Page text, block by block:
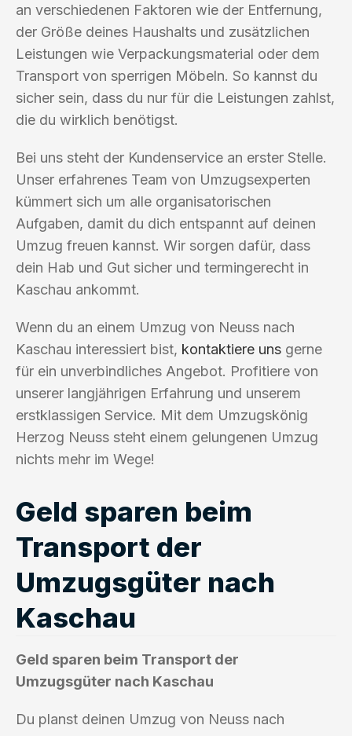
an verschiedenen Faktoren wie der Entfernung,
der Größe deines Haushalts und zusätzlichen
Leistungen wie Verpackungsmaterial oder dem
Transport von sperrigen Möbeln. So kannst du
sicher sein, dass du nur für die Leistungen zahlst,
die du wirklich benötigst.
Bei uns steht der Kundenservice an erster Stelle.
Unser erfahrenes Team von Umzugsexperten
kümmert sich um alle organisatorischen
Aufgaben, damit du dich entspannt auf deinen
Umzug freuen kannst. Wir sorgen dafür, dass
dein Hab und Gut sicher und termingerecht in
Kaschau ankommt.
Wenn du an einem Umzug von Neuss nach
Kaschau interessiert bist, kontaktiere uns gerne
für ein unverbindliches Angebot. Profitiere von
unserer langjährigen Erfahrung und unserem
erstklassigen Service. Mit dem Umzugskönig
Herzog Neuss steht einem gelungenen Umzug
nichts mehr im Wege!
Geld sparen beim
Transport der
Umzugsgüter nach
Kaschau
Geld sparen beim Transport der
Umzugsgüter nach Kaschau
Du planst deinen Umzug von Neuss nach